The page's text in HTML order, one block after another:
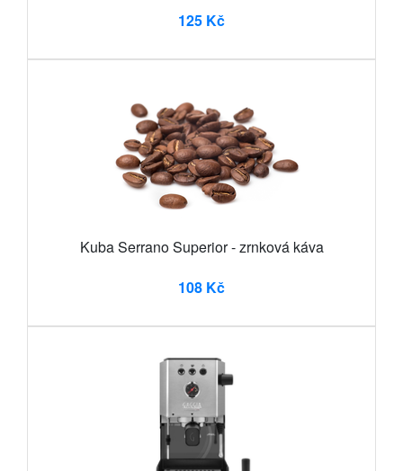
125 Kč
Kuba Serrano Superior - zrnková káva
108 Kč